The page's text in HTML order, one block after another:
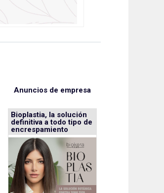
Anuncios de empresa
Bioplastia, la solución
definitiva a todo tipo de
encrespamiento